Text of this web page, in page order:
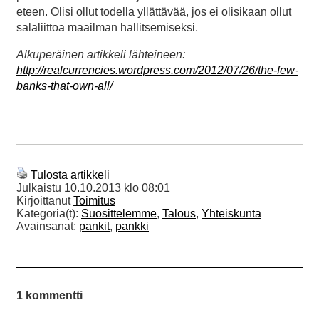
eteen. Olisi ollut todella yllättävää, jos ei olisikaan ollut
salaliittoa maailman hallitsemiseksi.
Alkuperäinen artikkeli lähteineen:
http://realcurrencies.wordpress.com/2012/07/26/the-few-
banks-that-own-all/
Tulosta artikkeli
Julkaistu 10.10.2013 klo 08:01
KirjoittanutToimitus
Kategoria(t): Suosittelemme, Talous, Yhteiskunta
Avainsanat: pankit, pankki
1 kommentti